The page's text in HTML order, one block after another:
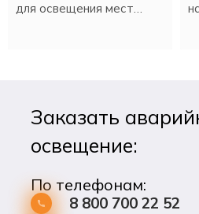
для освещения мест
Заказать
освещение:
По телефонам:
8 800 700 22 52